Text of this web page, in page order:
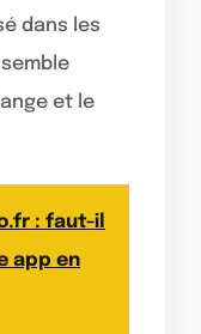
dans les
et le
: faut-il
app en